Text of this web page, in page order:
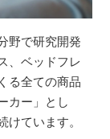
野で研究開発
、ベッドフレ
る全ての商品
カー」とし
ています。